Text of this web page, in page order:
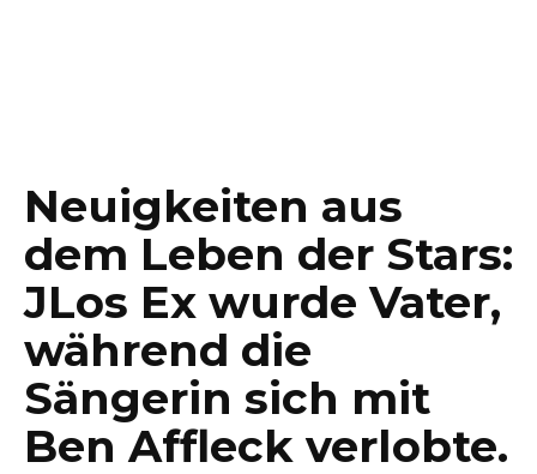
Neuigkeiten aus
dem Leben der Stars:
JLos Ex wurde Vater,
während die
Sängerin sich mit
Ben Affleck verlobte.